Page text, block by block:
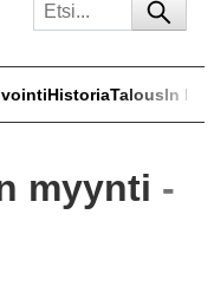
HistoriaTalousIn
myynti -